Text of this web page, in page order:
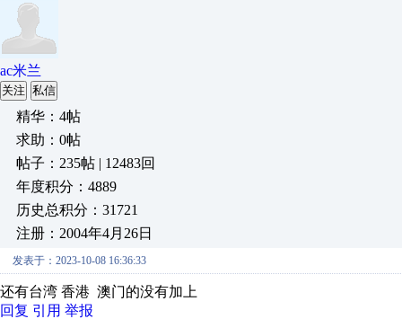
ac米兰
关注 私信
精华：4帖
求助：0帖
帖子：235帖 | 12483回
年度积分：4889
历史总积分：31721
注册：2004年4月26日
发表于：2023-10-08 16:36:33
还有台湾 香港 澳门的没有加上
回复 引用 举报